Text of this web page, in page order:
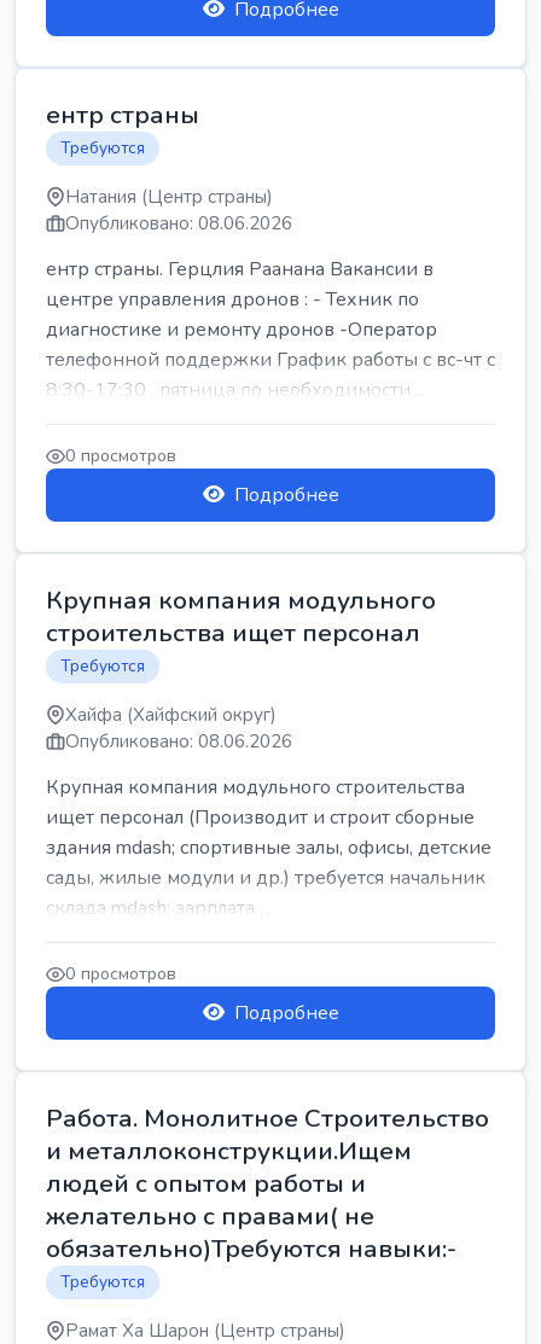
Подробнее
ентр страны
Требуются
Натания (Центр страны)
Опубликовано: 08.06.2026
ентр страны. Герцлия Раанана Вакансии в
центре управления дронов : - Техник по
диагностике и ремонту дронов -Оператор
телефонной поддержки График работы с вс-чт с
8:30-17:30 , пятница по необходимости...
0 просмотров
Подробнее
Крупная компания модульного
строительства ищет персонал
Требуются
Хайфа (Хайфский округ)
Опубликовано: 08.06.2026
Крупная компания модульного строительства
ищет персонал (Производит и строит сборные
здания mdash; спортивные залы, офисы, детские
сады, жилые модули и др.) требуется начальник
склада mdash; зарплата ...
0 просмотров
Подробнее
Работа. Монолитное Строительство
и металлоконструкции.Ищем
людей с опытом работы и
желательно с правами( не
обязательно)Требуются навыки:-
Требуются
Рамат Ха Шарон (Центр страны)